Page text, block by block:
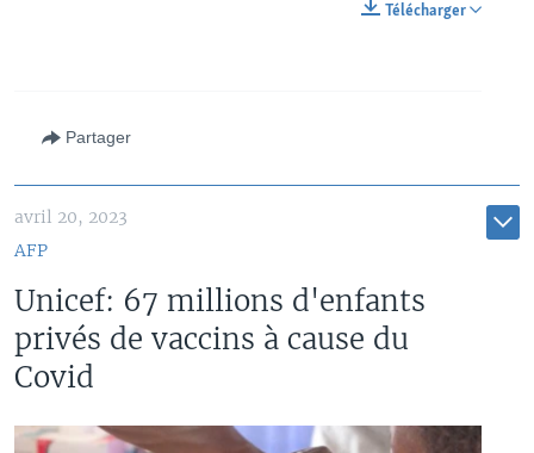
Télécharger
Partager
avril 20, 2023
AFP
Unicef: 67 millions d'enfants
privés de vaccins à cause du
Covid